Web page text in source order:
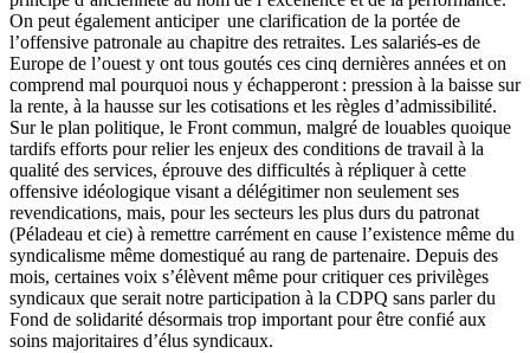
On peut également anticiper une clarification de la portée de
l’offensive patronale au chapitre des retraites. Les salariés-es de
Europe de l’ouest y ont tous goutés ces cinq dernières années et on
comprend mal pourquoi nous y échapperont : pression à la baisse sur
la rente, à la hausse sur les cotisations et les règles d’admissibilité.
Sur le plan politique, le Front commun, malgré de louables quoique
tardifs efforts pour relier les enjeux des conditions de travail à la
qualité des services, éprouve des difficultés à répliquer à cette
offensive idéologique visant a délégitimer non seulement ses
revendications, mais, pour les secteurs les plus durs du patronat
(Péladeau et cie) à remettre carrément en cause l’existence même du
syndicalisme même domestiqué au rang de partenaire. Depuis des
mois, certaines voix s’élèvent même pour critiquer ces privilèges
syndicaux que serait notre participation à la CDPQ sans parler du
Fond de solidarité désormais trop important pour être confié aux
soins majoritaires d’élus syndicaux.